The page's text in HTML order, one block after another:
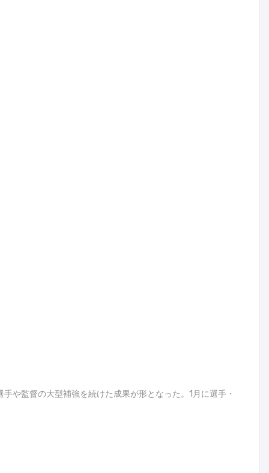
や監督の大型補強を続けた成果が形となった。1月に選手・